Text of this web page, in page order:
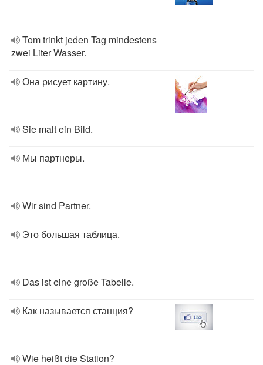
Tom trinkt jeden Tag mindestens
zwei Liter Wasser.
Она рисует картину.
Sie malt ein Bild.
Мы партнеры.
Wir sind Partner.
Это большая таблица.
Das ist eine große Tabelle.
Как называется станция?
Wie heißt die Station?